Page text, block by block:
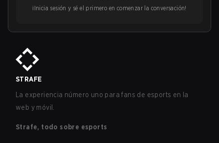
¡Inicia sesión y sé el primero en comenzar la conversación!
STRAFE
La experiencia número uno para fans de esports en la
web y móvil.
Strafe, todo sobre esports